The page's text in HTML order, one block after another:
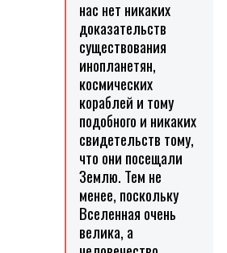
нас нет никаких
доказательств
существования
инопланетян,
космических
кораблей и тому
подобного и никаких
свидетельств тому,
что они посещали
Землю. Тем не
менее, поскольку
Вселенная очень
велика, а